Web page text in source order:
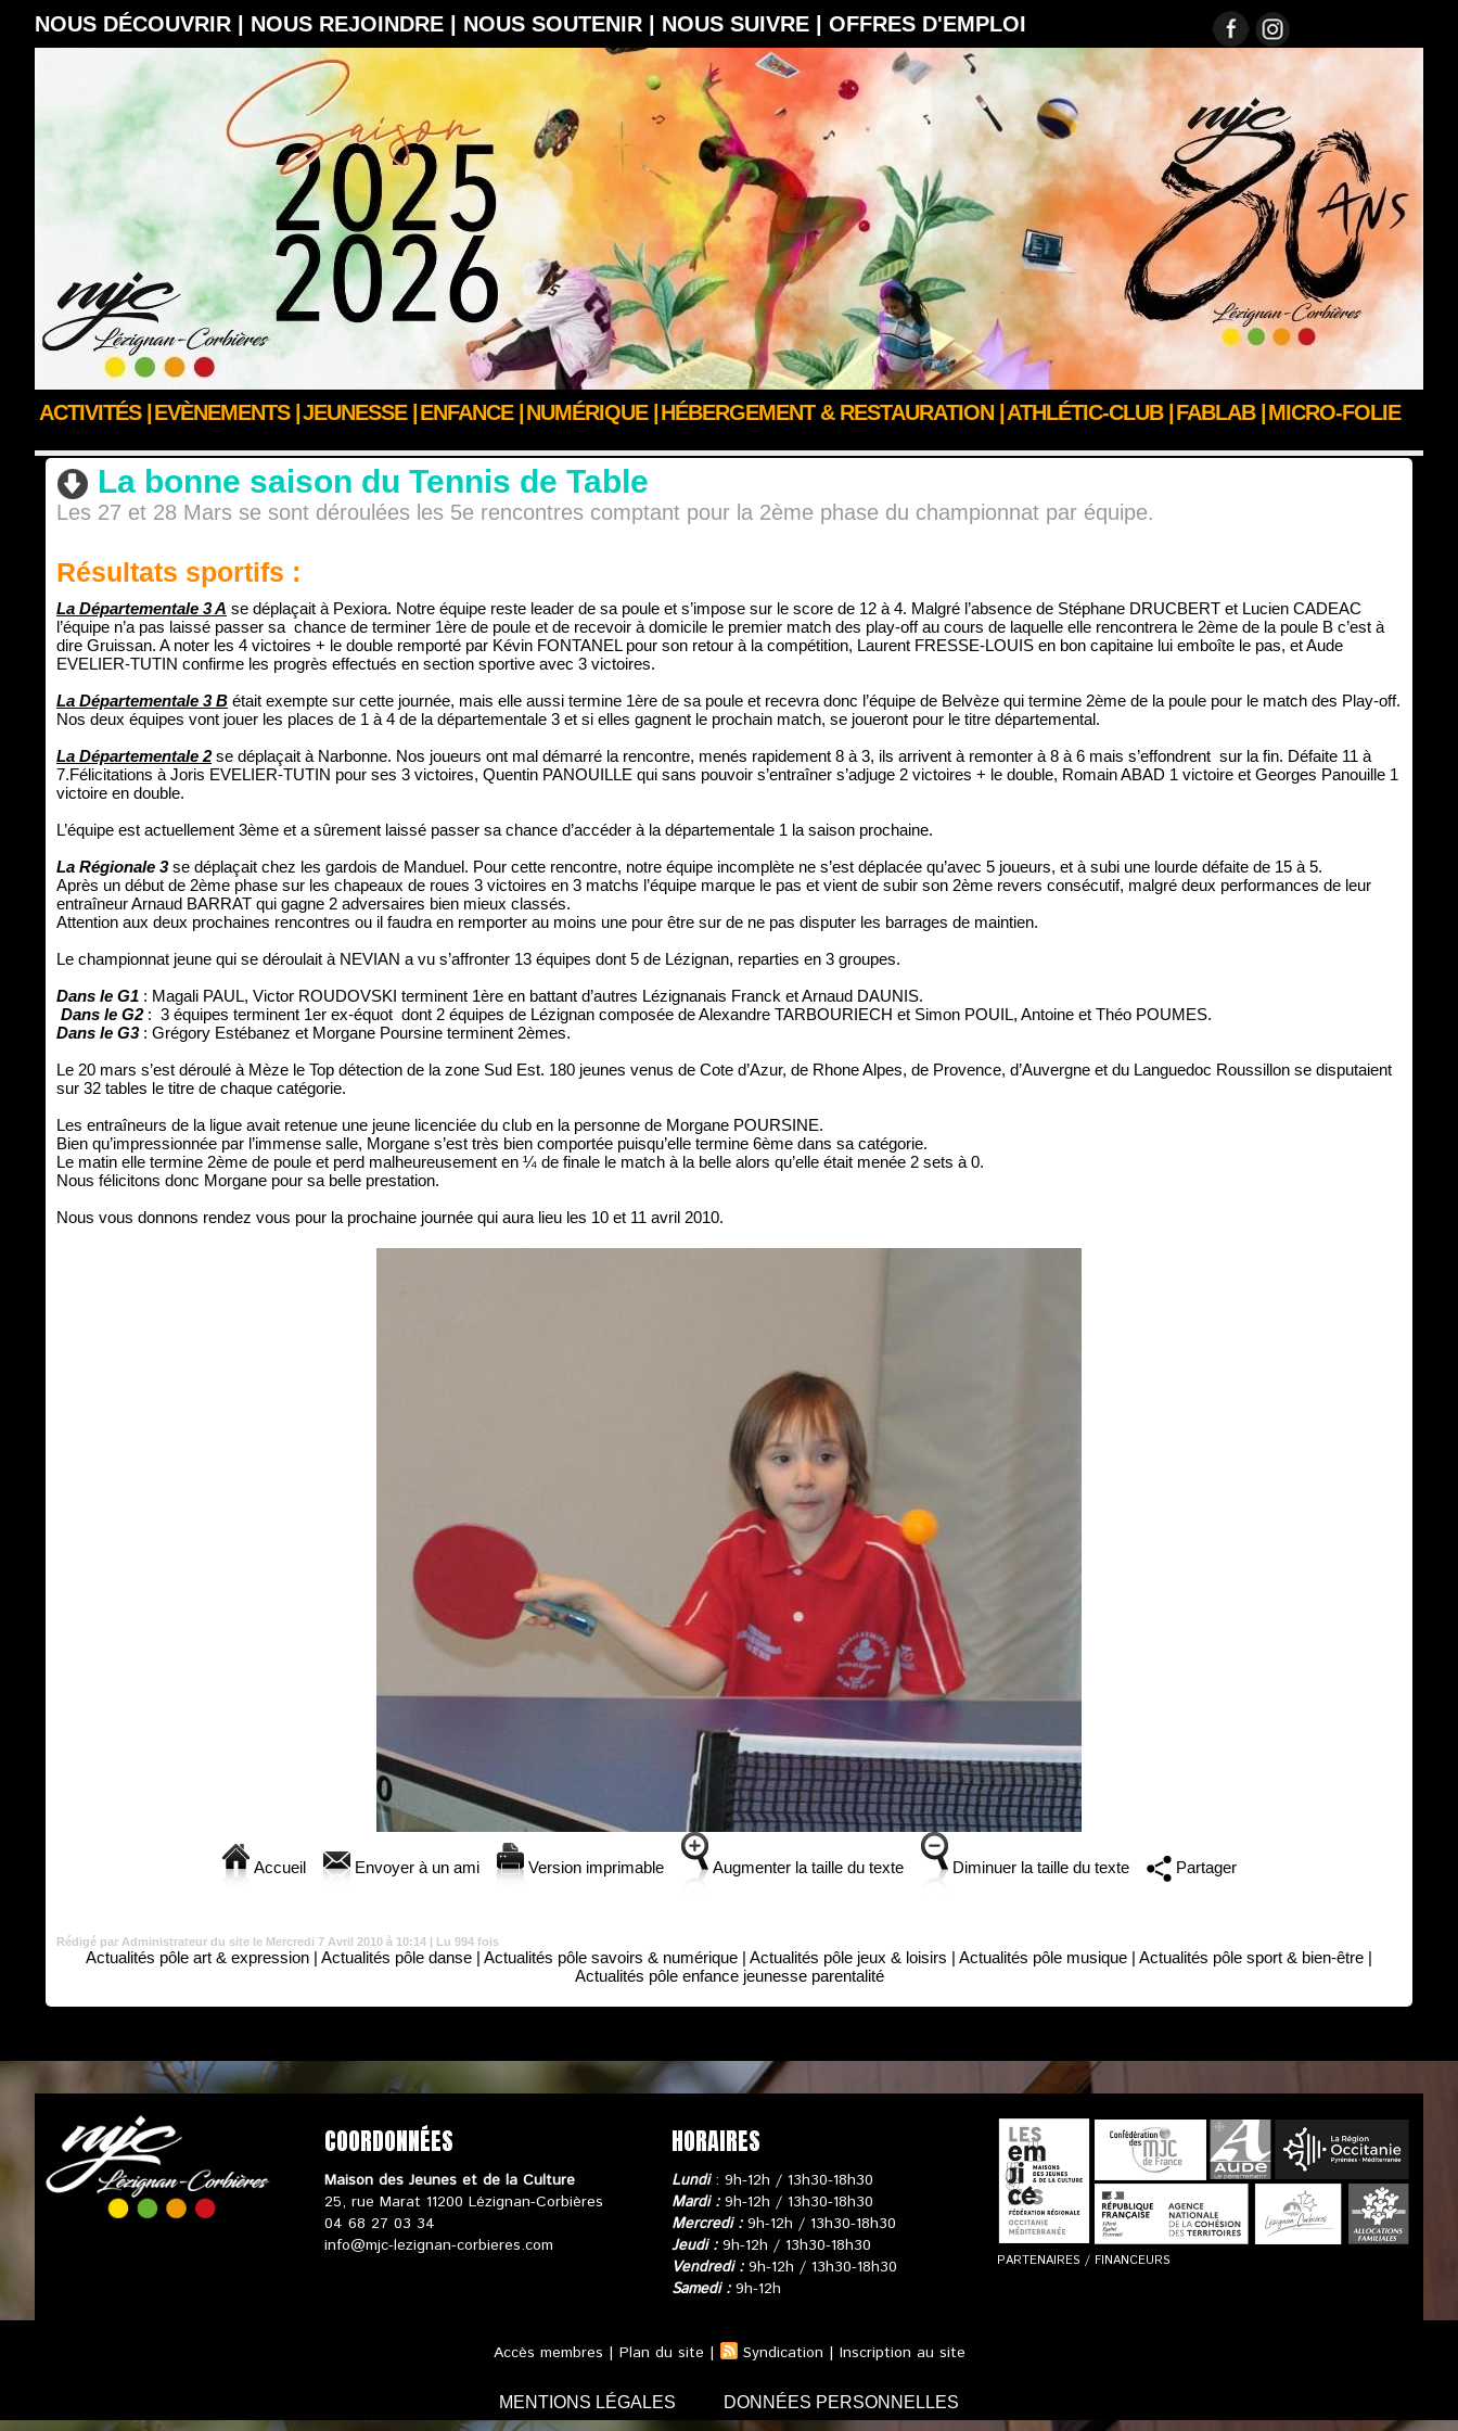
NOUS DÉCOUVRIR | NOUS REJOINDRE | NOUS SOUTENIR | NOUS SUIVRE | OFFRES D'EMPLOI
ACTIVITÉS | EVÈNEMENTS | JEUNESSE | ENFANCE | NUMÉRIQUE | HÉBERGEMENT & RESTAURATION | ATHLÉTIC-CLUB | FABLAB | MICRO-FOLIE
La bonne saison du Tennis de Table
Les 27 et 28 Mars se sont déroulées les 5e rencontres comptant pour la 2ème phase du championnat par équipe.
Résultats sportifs :
La Départementale 3 A se déplaçait à Pexiora. Notre équipe reste leader de sa poule et s’impose sur le score de 12 à 4. Malgré l’absence de Stéphane DRUCBERT et Lucien CADEAC
l’équipe n’a pas laissé passer sa chance de terminer 1ère de poule et de recevoir à domicile le premier match des play-off au cours de laquelle elle rencontrera le 2ème de la poule B c’est à
dire Gruissan. A noter les 4 victoires + le double remporté par Kévin FONTANEL pour son retour à la compétition, Laurent FRESSE-LOUIS en bon capitaine lui emboîte le pas, et Aude
EVELIER-TUTIN confirme les progrès effectués en section sportive avec 3 victoires.
La Départementale 3 B était exempte sur cette journée, mais elle aussi termine 1ère de sa poule et recevra donc l’équipe de Belvèze qui termine 2ème de la poule pour le match des Play-off.
Nos deux équipes vont jouer les places de 1 à 4 de la départementale 3 et si elles gagnent le prochain match, se joueront pour le titre départemental.
La Départementale 2se déplaçait à Narbonne. Nos joueurs ont mal démarré la rencontre, menés rapidement 8 à 3, ils arrivent à remonter à 8 à 6 mais s’effondrent sur la fin. Défaite 11 à
7.Félicitations à Joris EVELIER-TUTIN pour ses 3 victoires, Quentin PANOUILLE qui sans pouvoir s’entraîner s’adjuge 2 victoires + le double, Romain ABAD 1 victoire et Georges Panouille 1
victoire en double.
L’équipe est actuellement 3ème et a sûrement laissé passer sa chance d’accéder à la départementale 1 la saison prochaine.
La Régionale 3se déplaçait chez les gardois de Manduel. Pour cette rencontre, notre équipe incomplète ne s’est déplacée qu’avec 5 joueurs, et à subi une lourde défaite de 15 à 5.
Après un début de 2ème phase sur les chapeaux de roues 3 victoires en 3 matchs l’équipe marque le pas et vient de subir son 2ème revers consécutif, malgré deux performances de leur
entraîneur Arnaud BARRAT qui gagne 2 adversaires bien mieux classés.
Attention aux deux prochaines rencontres ou il faudra en remporter au moins une pour être sur de ne pas disputer les barrages de maintien.
Le championnat jeune qui se déroulait à NEVIAN a vu s’affronter 13 équipes dont 5 de Lézignan, reparties en 3 groupes.
Dans le G1 : Magali PAUL, Victor ROUDOVSKI terminent 1ère en battant d’autres Lézignanais Franck et Arnaud DAUNIS.
Dans le G2: 3 équipes terminent 1er ex-équot dont 2 équipes de Lézignan composée de Alexandre TARBOURIECH et Simon POUIL, Antoine et Théo POUMES.
Dans le G3: Grégory Estébanez et Morgane Poursine terminent 2èmes.
Le 20 mars s’est déroulé à Mèze le Top détection de la zone Sud Est. 180 jeunes venus de Cote d’Azur, de Rhone Alpes, de Provence, d’Auvergne et du Languedoc Roussillon se disputaient
sur 32 tables le titre de chaque catégorie.
Les entraîneurs de la ligue avait retenue une jeune licenciée du club en la personne de Morgane POURSINE.
Bien qu’impressionnée par l’immense salle, Morgane s’est très bien comportée puisqu’elle termine 6ème dans sa catégorie.
Le matin elle termine 2ème de poule et perd malheureusement en ¼ de finale le match à la belle alors qu’elle était menée 2 sets à 0.
Nous félicitons donc Morgane pour sa belle prestation.
Nous vous donnons rendez vous pour la prochaine journée qui aura lieu les 10 et 11 avril 2010.
Accueil Envoyer à un ami Version imprimable Augmenter la taille du texte Diminuer la taille du texte Partager
Rédigé par Administrateur du site le Mercredi 7 Avril 2010 à 10:14 | Lu 994 fois
Actualités pôle art & expression | Actualités pôle danse | Actualités pôle savoirs & numérique | Actualités pôle jeux & loisirs | Actualités pôle musique | Actualités pôle sport & bien-être |
Actualités pôle enfance jeunesse parentalité
COORDONNÉES
Maison des Jeunes et de la Culture
25, rue Marat 11200 Lézignan-Corbières
04 68 27 03 34
info@mjc-lezignan-corbieres.com
HORAIRES
Lundi: 9h-12h / 13h30-18h30
Mardi :9h-12h / 13h30-18h30
Mercredi :9h-12h / 13h30-18h30
Jeudi :9h-12h / 13h30-18h30
Vendredi :9h-12h / 13h30-18h30
Samedi :9h-12h
PARTENAIRES / FINANCEURS
Accès membres | Plan du site | Syndication | Inscription au site
MENTIONS LÉGALES DONNÉES PERSONNELLES